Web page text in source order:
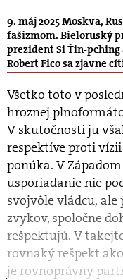
9. máj 2025 Moskva,
fašizmom. Bieloruský
prezident Si Ťin-
Robert Fico sa zjavne
Všetko toto v
hroznej
V skutočnosti ju
respektíve proti
ponúka. V
usporiadanie nie
svojvôle vládcu,
zvykov, spoločne
rešpektujú. V
rovnaký rešpekt
je rovnoprávny